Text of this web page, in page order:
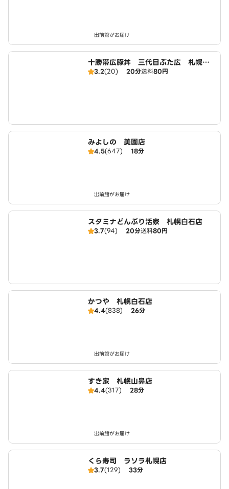
出前館がお届け
十勝帯広豚丼 三代目ぶた広 札幌白
石店
3.2(20) 20分送料80円
みよしの 美園店
4.5(647) 18分
出前館がお届け
スタミナどんぶり活家 札幌白石店
3.7(94) 20分送料80円
かつや 札幌白石店
4.4(838) 26分
出前館がお届け
すき家 札幌山鼻店
4.4(317) 28分
出前館がお届け
くら寿司 ラソラ札幌店
3.7(129) 33分